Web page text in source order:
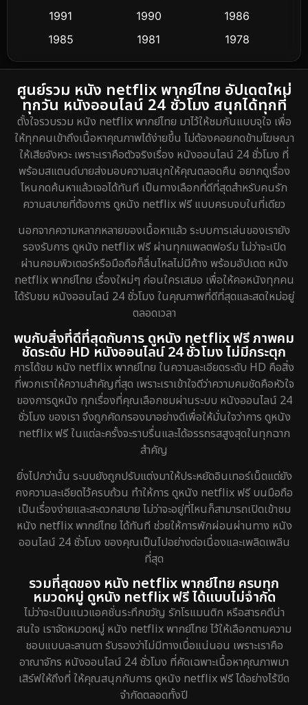
Culture
Dance เต้น
Detective สืบสวน 5
Detective สืบสวน 40
Disaster 4
Disney+ 20
Documentary สารคดี 72
Drama ดราม่า 648
Dystopian 8
Emotional 52
Epic มหากาพย์ 16
Erotic 7
Family ครอบครัว 150
Fiction 4
Gothic 5
HBO GO 8
HBO Max 1
Heist 5
Historical 25
1991
1990
1986
1985
1981
1978
1974
ศูนย์รวม หนัง netflix พากย์ไทย อัปเดตใหม่
ทุกวัน หนังออนไลน์ 24 ชั่วโมง สนุกได้ทุกที่
ตั้งใจรวบรวม หนัง netflix พากย์ไทย มาไว้ให้ชมกันแบบจุใจ เพื่อ
ให้ทุกคนเข้าถึงเนื้อหาคุณภาพได้ง่ายขึ้น ไม่ต้องคอยกดข้ามโฆษณา
ให้เสียจังหวะ เพราะเราคือตัวจริงเรื่อง หนังออนไลน์ 24 ชั่วโมง ที่
พร้อมสแตนด์บายส่งมอบความสนุกให้คุณตลอดคืน อยากดูเรื่อง
ไหนกดค้นหาแล้วเจอได้ทันที เป็นทางเลือกที่ดีที่สุดสำหรับคนรัก
ความสบายที่ต้องการ ดูหนัง netflix ฟรี แบบครบจบในที่เดียว
นอกจากความหลากหลายของเนื้อหาแล้ว ระบบการเล่นของเรายัง
รองรับการ ดูหนัง netflix ฟรี ผ่านทุกแพลตฟอร์ม ไม่ว่าจะเปิด
ผ่านคอมพิวเตอร์หรือมือถือก็ลื่นไหลไม่มีค้าง พร้อมอัปเดต หนัง
netflix พากย์ไทย เรื่องใหม่ๆ ก่อนใครเสมอ เพื่อให้คอหนังทุกคน
ได้รับชม หนังออนไลน์ 24 ชั่วโมง ในคุณภาพที่ดีที่สุดและสดใหม่อยู่
ตลอดเวลา
พบกับสิ่งที่ดีที่สุดกับการ ดูหนัง netflix ฟรี ภาพคม
ชัดระดับ HD หนังออนไลน์ 24 ชั่วโมง ไม่มีกระตุก
การได้ชม หนัง netflix พากย์ไทย ในความละเอียดระดับ HD คือสิ่ง
ที่พวกเราให้ความสำคัญที่สุด เพราะเราเข้าใจดีว่าความคมชัดคือหัวใจ
ของการดูหนัง ทุกเรื่องที่คุณเลือกชมผ่านระบบ หนังออนไลน์ 24
ชั่วโมง ของเรา จึงถูกคัดกรองมาอย่างดีเพื่อให้มั่นใจว่าการ ดูหนัง
netflix ฟรี ในแต่ละครั้งจะราบรื่นและได้อรรถรสสูงสุดในทุกฉาก
สำคัญ
ยิ่งไปกว่านั้น ระบบยังถูกปรับแต่งมาให้ประหยัดอินเทอร์เน็ตแต่ยัง
คงความละเอียดไว้ครบถ้วน ทำให้การ ดูหนัง netflix ฟรี บนมือถือ
เป็นเรื่องง่ายและสะดวกสบาย ไม่ว่าจะอยู่ที่ไหนก็สามารถเปิดเข้าชม
หนัง netflix พากย์ไทย ได้ทันที ช่วยให้การพักผ่อนผ่านทาง หนัง
ออนไลน์ 24 ชั่วโมง ของคุณเป็นไปอย่างต่อเนื่องและเพลิดเพลิน
ที่สุด
รวมที่สุดของ หนัง netflix พากย์ไทย ครบทุก
หมวดหมู่ ดูหนัง netflix ฟรี ได้แบบไม่จำกัด
ไม่ว่าจะเป็นแนวแอคชั่นระทึกขวัญ รักโรแมนติก หรือสารคดีน่า
สนใจ เราจัดหมวดหมู่ หนัง netflix พากย์ไทย ไว้ให้เลือกตามความ
ชอบแบบละลานตา รับรองว่าไม่มีทางเบื่อแน่นอน เพราะเราคือ
อาณาจักร หนังออนไลน์ 24 ชั่วโมง ที่คัดเฉพาะเนื้อหาคุณภาพมา
เสิร์ฟให้ถึงที่ ให้คุณสนุกกับการ ดูหนัง netflix ฟรี ได้อย่างไร้ขีด
จำกัดตลอดทั้งปี